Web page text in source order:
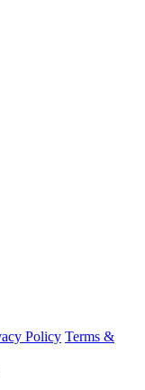
Policy Terms &